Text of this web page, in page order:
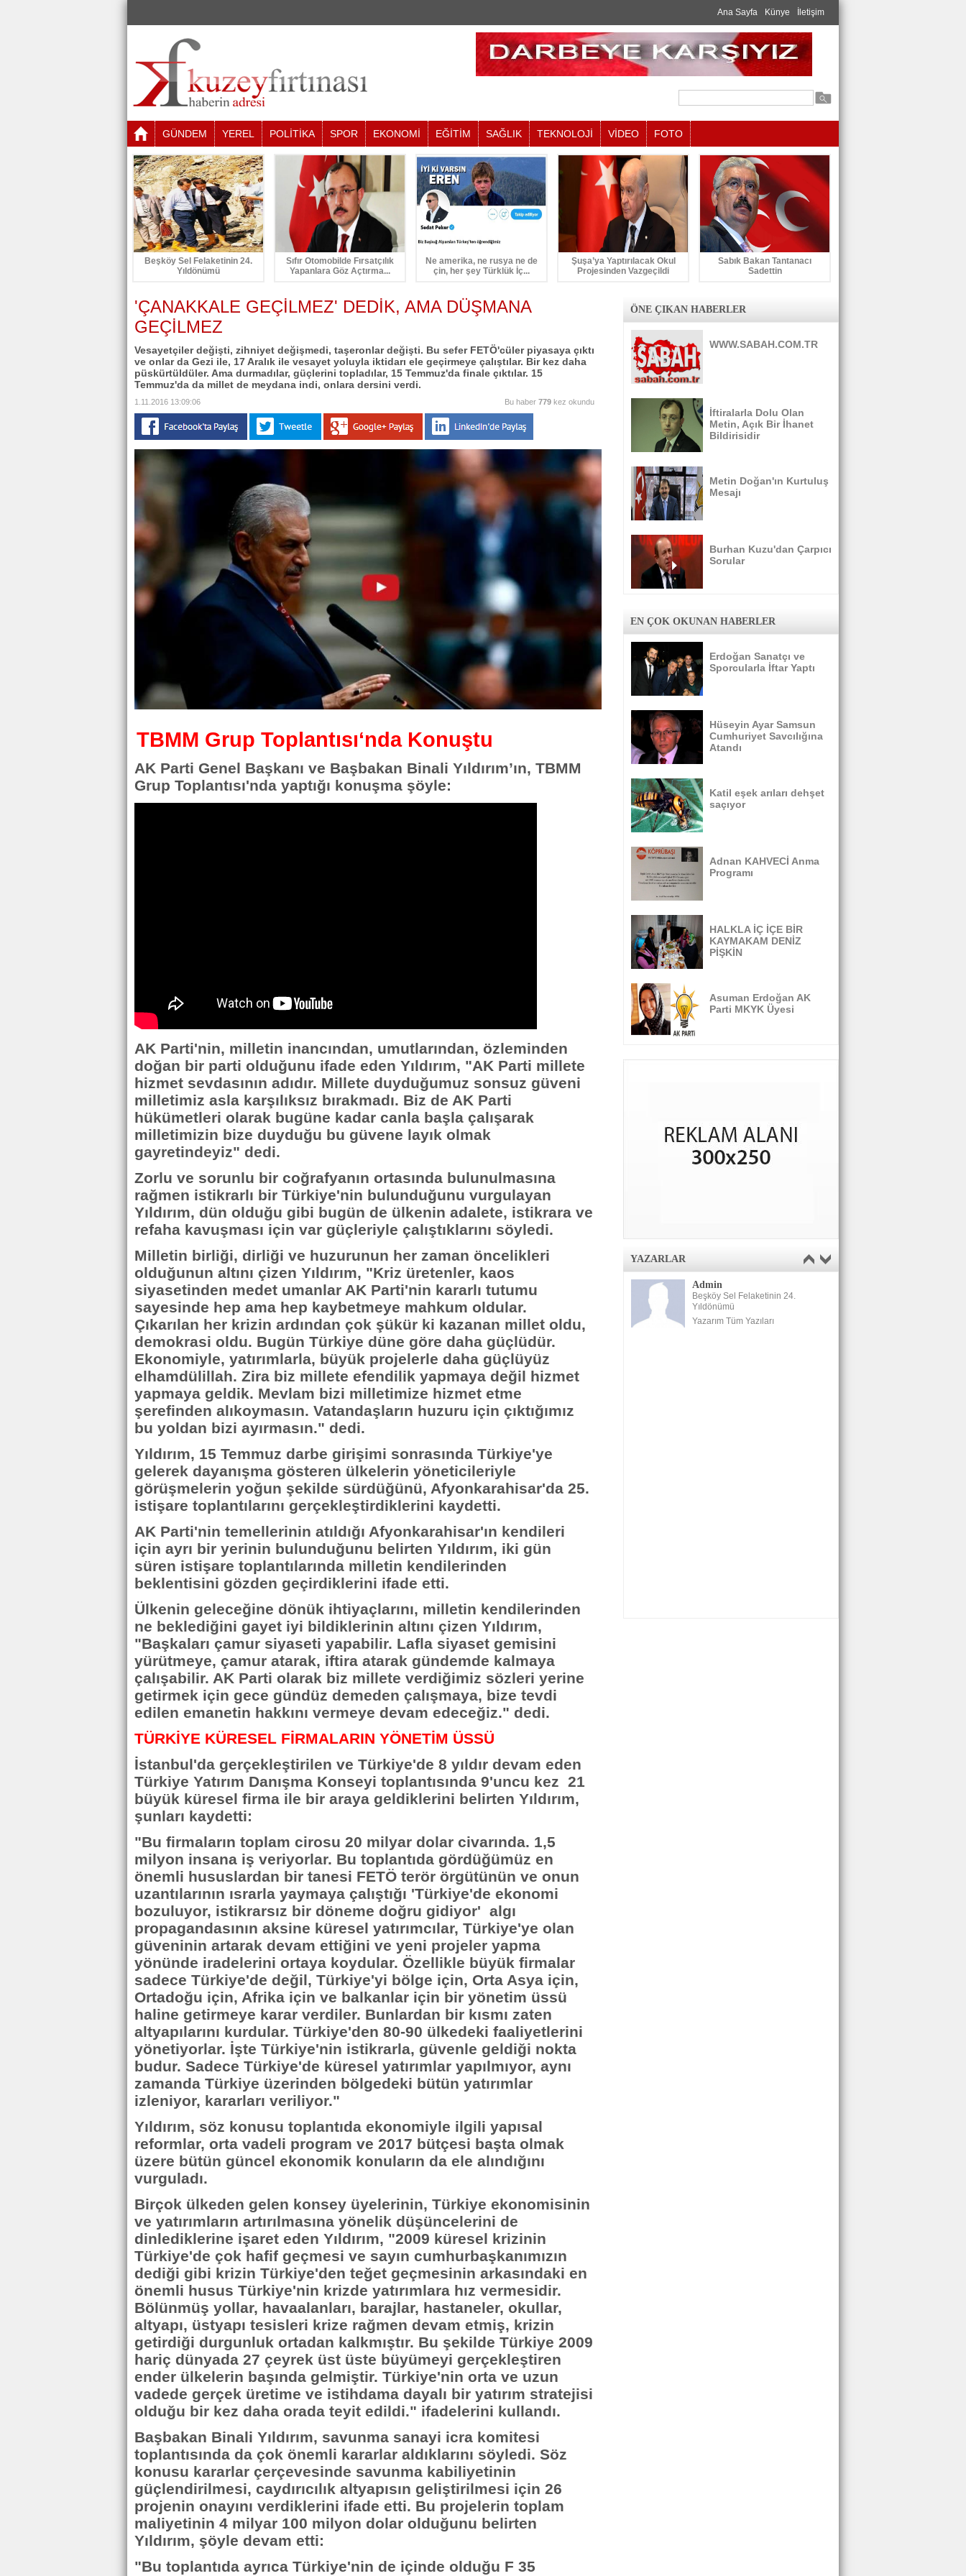
Ana Sayfa Künye İletişim
GÜNDEM YEREL POLİTİKA SPOR EKONOMİ EĞİTİM SAĞLIK TEKNOLOJİ VİDEO FOTO
Beşköy Sel Felaketinin 24.
Yıldönümü
Sıfır Otomobilde Fırsatçılık
Yapanlara Göz Açtırma...
Ne amerika, ne rusya ne de
çin, her şey Türklük İç...
Şuşa’ya Yaptırılacak Okul
Projesinden Vazgeçildi
Sabık Bakan Tantanacı
Sadettin
'ÇANAKKALE GEÇİLMEZ' DEDİK, AMA DÜŞMANA
GEÇİLMEZ
Vesayetçiler değişti, zihniyet değişmedi, taşeronlar değişti. Bu sefer FETÖ'cüler piyasaya çıktı
ve onlar da Gezi ile, 17 Aralık ile vesayet yoluyla iktidarı ele geçirmeye çalıştılar. Bir kez daha
püskürtüldüler. Ama durmadılar, güçlerini topladılar, 15 Temmuz'da finale çıktılar. 15
Temmuz'da da millet de meydana indi, onlara dersini verdi.
1.11.2016 13:09:06 Bu haber 779 kez okundu
TBMM Grup Toplantısı‘nda Konuştu
AK Parti Genel Başkanı ve Başbakan Binali Yıldırım’ın, TBMM
Grup Toplantısı'nda yaptığı konuşma şöyle:
AK Parti'nin, milletin inancından, umutlarından, özleminden
doğan bir parti olduğunu ifade eden Yıldırım, "AK Parti millete
hizmet sevdasının adıdır. Millete duyduğumuz sonsuz güveni
milletimiz asla karşılıksız bırakmadı. Biz de AK Parti
hükümetleri olarak bugüne kadar canla başla çalışarak
milletimizin bize duyduğu bu güvene layık olmak
gayretindeyiz" dedi.
Zorlu ve sorunlu bir coğrafyanın ortasında bulunulmasına
rağmen istikrarlı bir Türkiye'nin bulunduğunu vurgulayan
Yıldırım, dün olduğu gibi bugün de ülkenin adalete, istikrara ve
refaha kavuşması için var güçleriyle çalıştıklarını söyledi.
Milletin birliği, dirliği ve huzurunun her zaman öncelikleri
olduğunun altını çizen Yıldırım, "Kriz üretenler, kaos
siyasetinden medet umanlar AK Parti'nin kararlı tutumu
sayesinde hep ama hep kaybetmeye mahkum oldular.
Çıkarılan her krizin ardından çok şükür ki kazanan millet oldu,
demokrasi oldu. Bugün Türkiye düne göre daha güçlüdür.
Ekonomiyle, yatırımlarla, büyük projelerle daha güçlüyüz
elhamdülillah. Zira biz millete efendilik yapmaya değil hizmet
yapmaya geldik. Mevlam bizi milletimize hizmet etme
şerefinden alıkoymasın. Vatandaşların huzuru için çıktığımız
bu yoldan bizi ayırmasın." dedi.
Yıldırım, 15 Temmuz darbe girişimi sonrasında Türkiye'ye
gelerek dayanışma gösteren ülkelerin yöneticileriyle
görüşmelerin yoğun şekilde sürdüğünü, Afyonkarahisar'da 25.
istişare toplantılarını gerçekleştirdiklerini kaydetti.
AK Parti'nin temellerinin atıldığı Afyonkarahisar'ın kendileri
için ayrı bir yerinin bulunduğunu belirten Yıldırım, iki gün
süren istişare toplantılarında milletin kendilerinden
beklentisini gözden geçirdiklerini ifade etti.
Ülkenin geleceğine dönük ihtiyaçlarını, milletin kendilerinden
ne beklediğini gayet iyi bildiklerinin altını çizen Yıldırım,
"Başkaları çamur siyaseti yapabilir. Lafla siyaset gemisini
yürütmeye, çamur atarak, iftira atarak gündemde kalmaya
çalışabilir. AK Parti olarak biz millete verdiğimiz sözleri yerine
getirmek için gece gündüz demeden çalışmaya, bize tevdi
edilen emanetin hakkını vermeye devam edeceğiz." dedi.
TÜRKİYE KÜRESEL FİRMALARIN YÖNETİM ÜSSÜ
İstanbul'da gerçekleştirilen ve Türkiye'de 8 yıldır devam eden
Türkiye Yatırım Danışma Konseyi toplantısında 9'uncu kez 21
büyük küresel firma ile bir araya geldiklerini belirten Yıldırım,
şunları kaydetti:
"Bu firmaların toplam cirosu 20 milyar dolar civarında. 1,5
milyon insana iş veriyorlar. Bu toplantıda gördüğümüz en
önemli hususlardan bir tanesi FETÖ terör örgütünün ve onun
uzantılarının ısrarla yaymaya çalıştığı 'Türkiye'de ekonomi
bozuluyor, istikrarsız bir döneme doğru gidiyor' algı
propagandasının aksine küresel yatırımcılar, Türkiye'ye olan
güveninin artarak devam ettiğini ve yeni projeler yapma
yönünde iradelerini ortaya koydular. Özellikle büyük firmalar
sadece Türkiye'de değil, Türkiye'yi bölge için, Orta Asya için,
Ortadoğu için, Afrika için ve balkanlar için bir yönetim üssü
haline getirmeye karar verdiler. Bunlardan bir kısmı zaten
altyapılarını kurdular. Türkiye'den 80-90 ülkedeki faaliyetlerini
yönetiyorlar. İşte Türkiye'nin istikrarla, güvenle geldiği nokta
budur. Sadece Türkiye'de küresel yatırımlar yapılmıyor, aynı
zamanda Türkiye üzerinden bölgedeki bütün yatırımlar
izleniyor, kararları veriliyor."
Yıldırım, söz konusu toplantıda ekonomiyle ilgili yapısal
reformlar, orta vadeli program ve 2017 bütçesi başta olmak
üzere bütün güncel ekonomik konuların da ele alındığını
vurguladı.
Birçok ülkeden gelen konsey üyelerinin, Türkiye ekonomisinin
ve yatırımların artırılmasına yönelik düşüncelerini de
dinlediklerine işaret eden Yıldırım, "2009 küresel krizinin
Türkiye'de çok hafif geçmesi ve sayın cumhurbaşkanımızın
dediği gibi krizin Türkiye'den teğet geçmesinin arkasındaki en
önemli husus Türkiye'nin krizde yatırımlara hız vermesidir.
Bölünmüş yollar, havaalanları, barajlar, hastaneler, okullar,
altyapı, üstyapı tesisleri krize rağmen devam etmiş, krizin
getirdiği durgunluk ortadan kalkmıştır. Bu şekilde Türkiye 2009
hariç dünyada 27 çeyrek üst üste büyümeyi gerçekleştiren
ender ülkelerin başında gelmiştir. Türkiye'nin orta ve uzun
vadede gerçek üretime ve istihdama dayalı bir yatırım stratejisi
olduğu bir kez daha orada teyit edildi." ifadelerini kullandı.
Başbakan Binali Yıldırım, savunma sanayi icra komitesi
toplantısında da çok önemli kararlar aldıklarını söyledi. Söz
konusu kararlar çerçevesinde savunma kabiliyetinin
güçlendirilmesi, caydırıcılık altyapısın geliştirilmesi için 26
projenin onayını verdiklerini ifade etti. Bu projelerin toplam
maliyetinin 4 milyar 100 milyon dolar olduğunu belirten
Yıldırım, şöyle devam etti:
"Bu toplantıda ayrıca Türkiye'nin de içinde olduğu F 35
ÖNE ÇIKAN HABERLER
WWW.SABAH.COM.TR
İftiralarla Dolu Olan
Metin, Açık Bir İhanet
Bildirisidir
Metin Doğan'ın Kurtuluş
Mesajı
Burhan Kuzu'dan Çarpıcı
Sorular
EN ÇOK OKUNAN HABERLER
Erdoğan Sanatçı ve
Sporcularla İftar Yaptı
Hüseyin Ayar Samsun
Cumhuriyet Savcılığına
Atandı
Katil eşek arıları dehşet
saçıyor
Adnan KAHVECİ Anma
Programı
HALKLA İÇ İÇE BİR
KAYMAKAM DENİZ
PİŞKİN
Asuman Erdoğan AK
Parti MKYK Üyesi
YAZARLAR
Admin
Beşköy Sel Felaketinin 24.
Yıldönümü
Yazarım Tüm Yazıları